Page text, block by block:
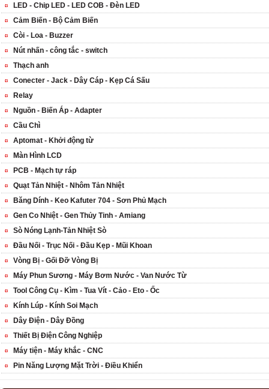
LED - Chip LED - LED COB - Đèn LED
Cảm Biến - Bộ Cảm Biến
Còi - Loa - Buzzer
Nút nhấn - công tắc - switch
Thạch anh
Conecter - Jack - Dây Cáp - Kẹp Cá Sấu
Relay
Nguồn - Biến Áp - Adapter
Cầu Chì
Aptomat - Khởi động từ
Màn Hình LCD
PCB - Mạch tự ráp
Quạt Tản Nhiệt - Nhôm Tản Nhiệt
Băng Dính - Keo Kafuter 704 - Sơn Phủ Mạch
Gen Co Nhiệt - Gen Thủy Tinh - Amiang
Sò Nóng Lạnh-Tản Nhiệt Sò
Đầu Nối - Trục Nối - Đầu Kẹp - Mũi Khoan
Vòng Bị - Gối Đỡ Vòng Bị
Máy Phun Sương - Máy Bơm Nước - Van Nước Từ
Tool Công Cụ - Kìm - Tua Vít - Cảo - Eto - Ốc
Kính Lúp - Kính Soi Mạch
Dây Điện - Dây Đồng
Thiết Bị Điện Công Nghiệp
Máy tiện - Máy khắc - CNC
Pin Năng Lượng Mặt Trời - Điều Khiển